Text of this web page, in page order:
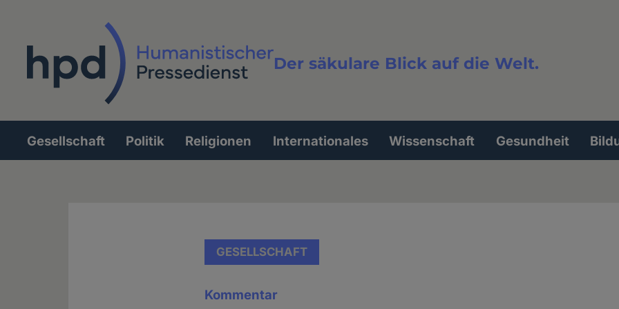
Der säkulare Blick auf die Welt.
Volltextsuche
Hauptnavigation
Gesellschaft Politik Religionen Internationales Wissenschaft Gesundheit
GESELLSCHAFT
Kommentar